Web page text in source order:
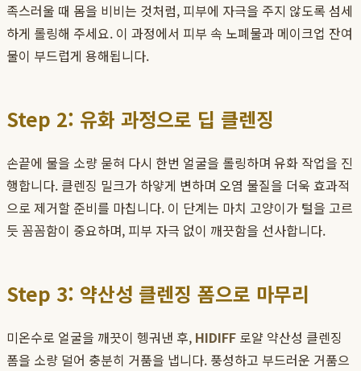
족스러울 때 몸을 비비는 것처럼, 피부에 자극을 주지 않도록 섬세
하게 롤링해 주세요. 이 과정에서 피부 속 노폐물과 메이크업 잔여
물이 부드럽게 용해됩니다.
Step 2: 유화 과정으로 딥 클렌징
손끝에 물을 소량 묻혀 다시 한번 얼굴을 롤링하며 유화 작업을 진
행합니다. 클렌징 밀크가 하얗게 변하며 오염 물질을 더욱 효과적
으로 제거할 준비를 마칩니다. 이 단계는 마치 고양이가 털을 고르
듯 꼼꼼함이 중요하며, 피부 자극 없이 깨끗함을 선사합니다.
Step 3: 약산성 클렌징 폼으로 마무리
미온수로 얼굴을 깨끗이 헹궈낸 후, HIDIFF 로얄 약산성 클렌징
폼을 소량 덜어 충분히 거품을 냅니다. 풍성하고 부드러운 거품으